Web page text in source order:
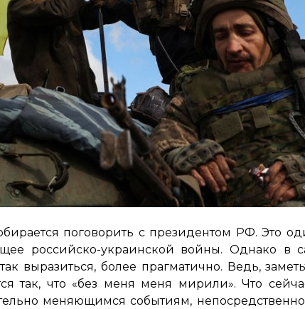
поговорить с президентом РФ. Это
российско-украинской войны. Однако в
выразиться, более прагматично. Ведь,
так, что «без меня меня мирили». Что
меняющимся событиям,